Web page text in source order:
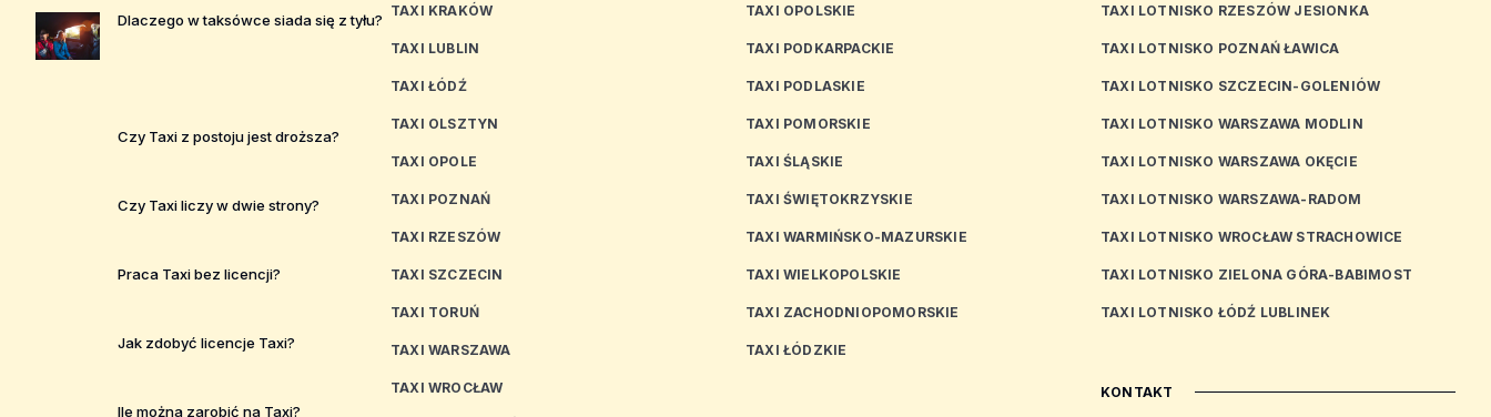
Dlaczego w taksówce siada się z tyłu?
Czy Taxi z postoju jest droższa?
Czy Taxi liczy w dwie strony?
Praca Taxi bez licencji?
Jak zdobyć licencje Taxi?
Ile można zarobić na Taxi?
TAXI KRAKÓW
TAXI LUBLIN
TAXI ŁÓDŹ
TAXI OLSZTYN
TAXI OPOLE
TAXI POZNAŃ
TAXI RZESZÓW
TAXI SZCZECIN
TAXI TORUŃ
TAXI WARSZAWA
TAXI WROCŁAW
TAXI OPOLSKIE
TAXI PODKARPACKIE
TAXI PODLASKIE
TAXI POMORSKIE
TAXI ŚLĄSKIE
TAXI ŚWIĘTOKRZYSKIE
TAXI WARMIŃSKO-MAZURSKIE
TAXI WIELKOPOLSKIE
TAXI ZACHODNIOPOMORSKIE
TAXI ŁÓDZKIE
TAXI LOTNISKO RZESZÓW JESIONKA
TAXI LOTNISKO POZNAŃ ŁAWICA
TAXI LOTNISKO SZCZECIN-GOLENIÓW
TAXI LOTNISKO WARSZAWA MODLIN
TAXI LOTNISKO WARSZAWA OKĘCIE
TAXI LOTNISKO WARSZAWA-RADOM
TAXI LOTNISKO WROCŁAW STRACHOWICE
TAXI LOTNISKO ZIELONA GÓRA-BABIMOST
TAXI LOTNISKO ŁÓDŹ LUBLINEK
KONTAKT